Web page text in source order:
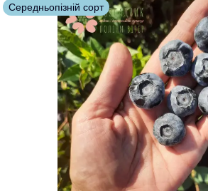
Середньопізній сорт